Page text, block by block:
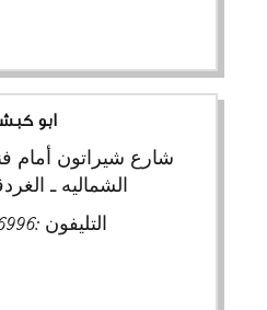
ابو
شارع شيراتون أمام
الشماليه ـ
التليفون :